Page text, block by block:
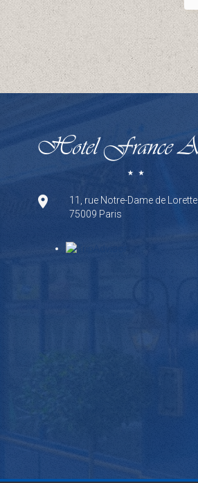
11, rue Notre-Dame de Lorette
75009 Paris